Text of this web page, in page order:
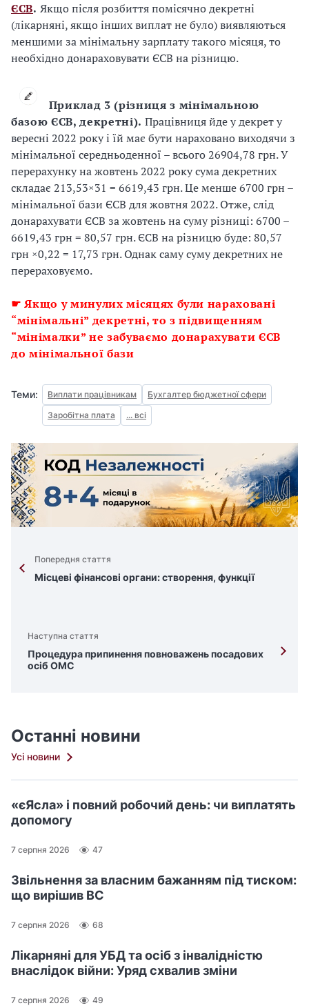
ЄСВ. Якщо після розбиття помісячно декретні
(лікарняні, якщо інших виплат не було) виявляються
меншими за мінімальну зарплату такого місяця, то
необхідно донараховувати ЄСВ на різницю.
Приклад 3 (різниця з мінімальною
базою ЄСВ, декретні). Працівниця йде у декрет у
вересні 2022 року і їй має бути нараховано виходячи з
мінімальної середньоденної – всього 26904,78 грн. У
перерахунку на жовтень 2022 року сума декретних
складає 213,53×31 = 6619,43 грн. Це менше 6700 грн –
мінімальної бази ЄСВ для жовтня 2022. Отже, слід
донарахувати ЄСВ за жовтень на суму різниці: 6700 –
6619,43 грн = 80,57 грн. ЄСВ на різницю буде: 80,57
грн ×0,22 = 17,73 грн. Однак саму суму декретних не
перераховуємо.
☛ Якщо у минулих місяцях були нараховані
“мінімальні” декретні, то з підвищенням
“мінімалки” не забуваємо донарахувати ЄСВ
до мінімальної бази
Теми: Виплати працівникам
Бухгалтер бюджетної сфери
Заробітна плата
... всі
Попередня стаття
Місцеві фінансові органи: створення, функції
Наступна стаття
Процедура припинення повноважень посадових
осіб ОМС
Останні новини
Усі новини
«єЯсла» і повний робочий день: чи виплатять
допомогу
7 серпня 2026 47
Звільнення за власним бажанням під тиском:
що вирішив ВС
7 серпня 2026 68
Лікарняні для УБД та осіб з інвалідністю
внаслідок війни: Уряд схвалив зміни
7 серпня 2026 49